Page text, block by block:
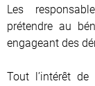
Les
prétendre au
engageant des
Tout l’intérêt